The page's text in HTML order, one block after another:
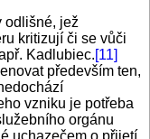
odlišné, jež
kritizují či se vůči
Kadlubiec.[11]
především ten,
vzniku je potřeba
orgánu
uchazečem o přijetí.